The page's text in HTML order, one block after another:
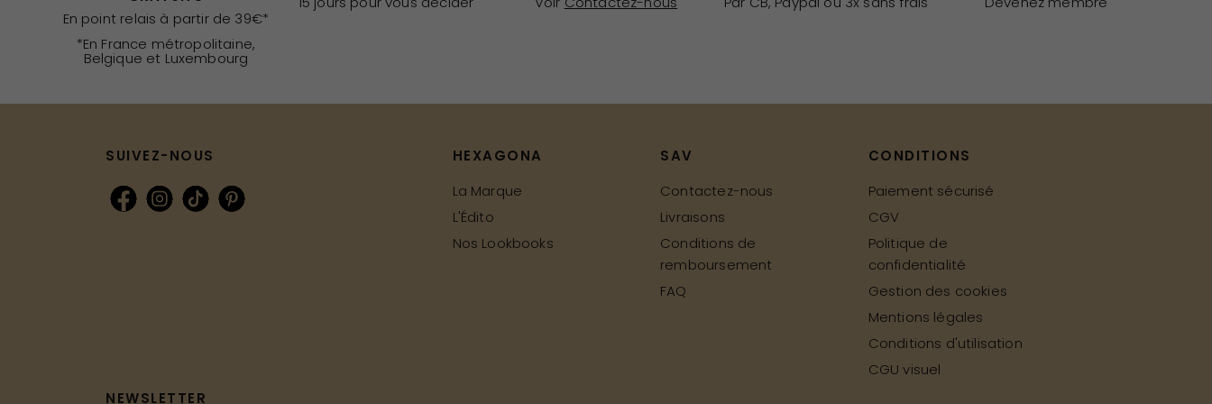
En point relais à partir de 39€*
*En France métropolitaine,
Belgique et Luxembourg
SUIVEZ-NOUS
HEXAGONA
La Marque
L'Édito
Nos Lookbooks
SAV
Contactez-nous
Livraisons
Conditions de
remboursement
FAQ
CONDITIONS
Paiement sécurisé
CGV
Politique de
confidentialité
Gestion des cookies
Mentions légales
Conditions d'utilisation
CGU visuel
NEWSLETTER